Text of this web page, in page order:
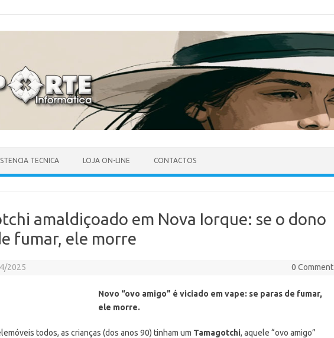
TECNICA LOJA ON-LINE CONTACTOS
amaldiçoado em Nova Iorque: se o dono
fumar, ele morre
2025 0 Comment
Novo “ovo amigo” é viciado em vape: se paras de fumar,
ele morre.
todos, as crianças (dos anos 90) tinham um Tamagotchi, aquele “ovo amigo”